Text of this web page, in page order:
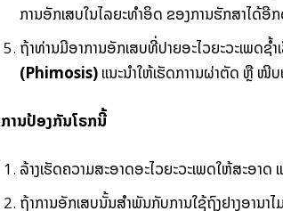
ການອັກເສບໃນໄລຍະທຳອິດ ຂອງການຮັກສາໄດ້ອີ
ຖ້າທ່ານມີອາການອັກເສບທີ່ປາຍອະໄວຍະວະເພດຊ້
(Phimosis) ແນະນຳໃຫ້ເຮັດກາານຜ່າຕັດ ຫຼື ໜີ
ການປ້ອງກັນໂຣກນີ້
ລ້າງເຮັດຄວາມສະອາດອະໄວຍະວະເພດໃຫ້ສະອາດ
ຖ້າການອັກເສບນັ້ນສຳພັນກັບການໃຊ້ຖົງຢາງອານາ